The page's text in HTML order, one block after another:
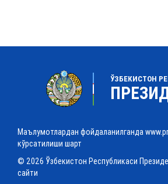
ЎЗБЕКИСТОН
Маълумотлардан фойдаланилганда
кўрсатилиши шарт
© 2026 Ўзбекистон Республикаси
сайти